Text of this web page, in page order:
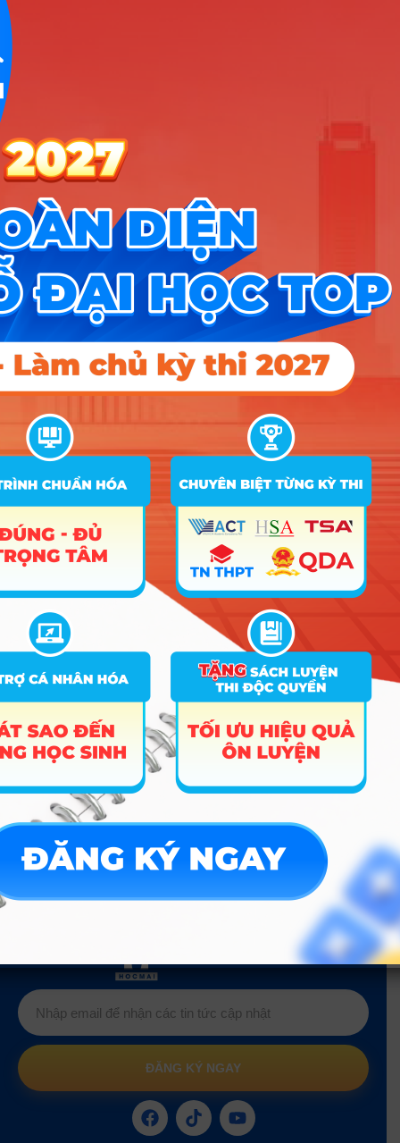
Nhóm KHXH&NV - Luật Xem chi tiết
Nhóm Công an - Quân đội 1 ngành |
Nhóm Y dược & Chăm sóc Sức
khỏe
1 ngành | Xem chi tiết
TIN MỚI NHẤT
Tuyển sinh trung cấp công an năm 2026
Học viện Công an Nhân dân điểm chuẩn 2026: Cập nhật mới nhất
Điểm sàn các trường công an năm 2026
CÔNG CỤ TRA CỨU
Trắc nghiệm MBTI
➜Đề án tuyển sinh
➜Tra cứu tổ hợp môn
Quy đổi điểm thi
➜Điểm chuẩn Đại học
➜Xếp hạng điểm thi
Hướng nghiệp
ĐĂNG KÝ NGAY